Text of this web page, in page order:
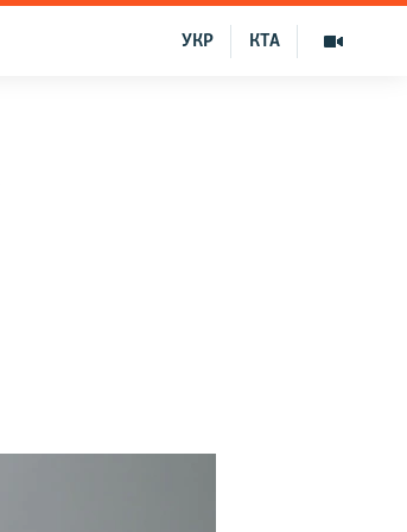
КТА
УКР